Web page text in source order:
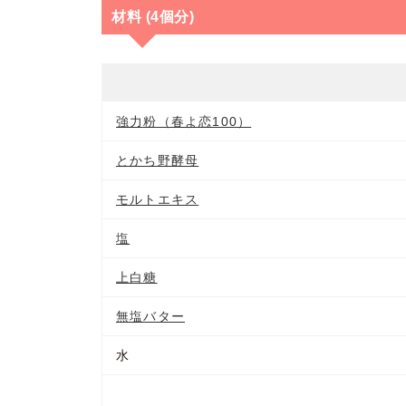
材料 (4個分)
強力粉（春よ恋100）
とかち野酵母
モルトエキス
塩
上白糖
無塩バター
水